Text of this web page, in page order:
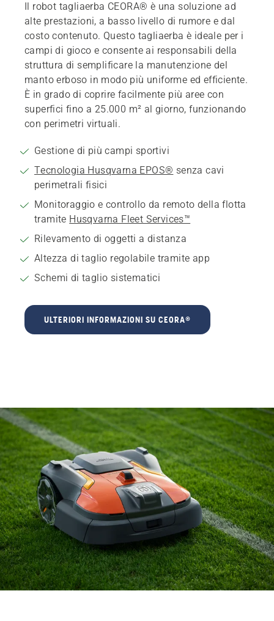
Il robot tagliaerba CEORA® è una soluzione ad
alte prestazioni, a basso livello di rumore e dal
costo contenuto. Questo tagliaerba è ideale per i
campi di gioco e consente ai responsabili della
struttura di semplificare la manutenzione del
manto erboso in modo più uniforme ed efficiente.
È in grado di coprire facilmente più aree con
superfici fino a 25.000 m² al giorno, funzionando
con perimetri virtuali.
Gestione di più campi sportivi
Tecnologia Husqvarna EPOS® senza cavi
perimetrali fisici
Monitoraggio e controllo da remoto della flotta
tramite Husqvarna Fleet Services™
Rilevamento di oggetti a distanza
Altezza di taglio regolabile tramite app
Schemi di taglio sistematici
ULTERIORI INFORMAZIONI SU CEORA®